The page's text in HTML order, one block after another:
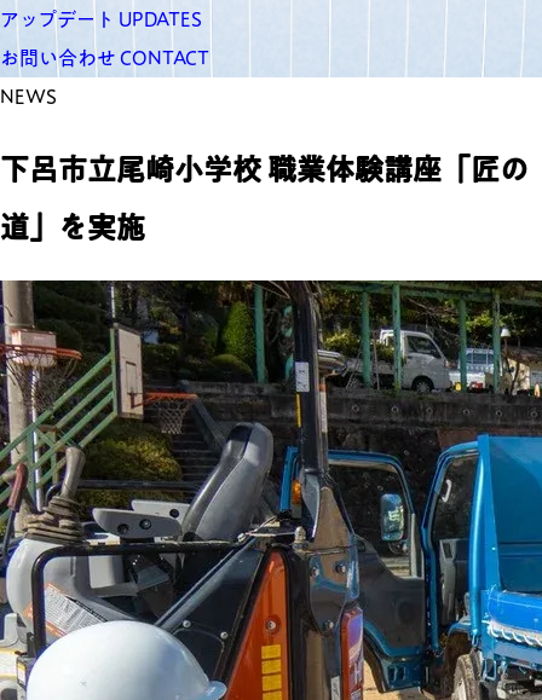
アップデート UPDATES
お問い合わせ CONTACT
NEWS
下呂市立尾崎小学校 職業体験講座「匠の
道」を実施